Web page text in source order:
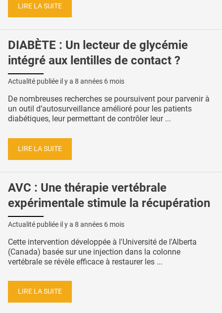
LIRE LA SUITE
DIABÈTE : Un lecteur de glycémie
intégré aux lentilles de contact ?
Actualité publiée il y a 8 années 6 mois
De nombreuses recherches se poursuivent pour parvenir à
un outil d’autosurveillance amélioré pour les patients
diabétiques, leur permettant de contrôler leur ...
LIRE LA SUITE
AVC : Une thérapie vertébrale
expérimentale stimule la récupération
Actualité publiée il y a 8 années 6 mois
Cette intervention développée à l'Université de l'Alberta
(Canada) basée sur une injection dans la colonne
vertébrale se révèle efficace à restaurer les ...
LIRE LA SUITE